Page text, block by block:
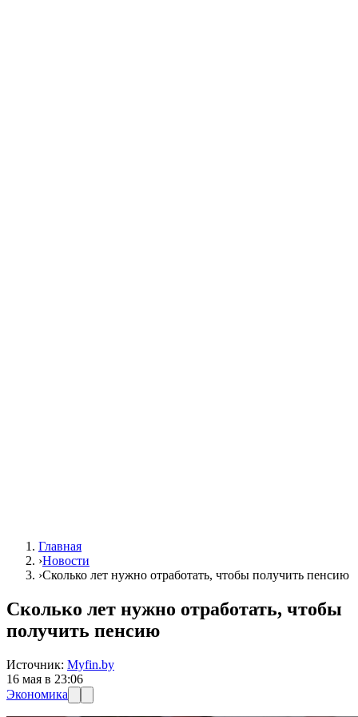
Главная
›Новости
›Сколько лет нужно отработать, чтобы получить пенсию
Сколько лет нужно отработать, чтобы
получить пенсию
Источник: Myfin.by
16 мая в 23:06
Экономика